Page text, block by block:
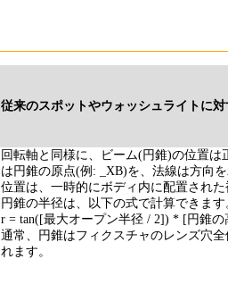
従来のスポットやウォッシュライトに
回転軸と同様に、ビーム(円錐)の位置
は円錐の原点(例: _XB)を、法線は方向
位置は、一時的にボディ内に配置され
円錐の半径は、以下の式で計算できます
r = tan([最大オープン半径 / 2]) * [円錐の
通常、円錐はフィクスチャのレンズ穴
れます。